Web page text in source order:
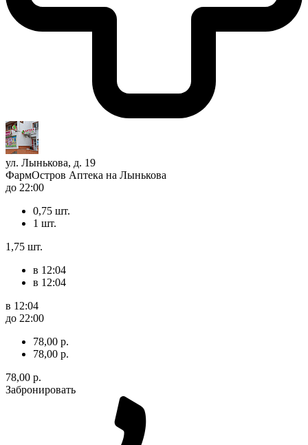
ул. Лынькова, д. 19
ФармОстров Аптека на Лынькова
до 22:00
0,75 шт.
1 шт.
1,75 шт.
в 12:04
в 12:04
в 12:04
до 22:00
78,00 р.
78,00 р.
78,00 р.
Забронировать